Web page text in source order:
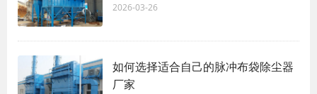
2026-03-26
如何选择适合自己的脉冲布袋除尘器
厂家